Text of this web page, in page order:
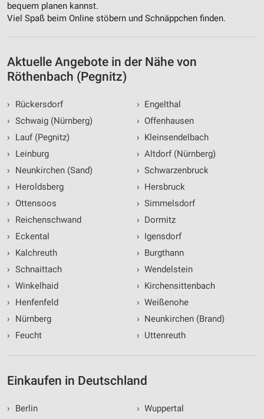
bequem planen kannst.
Viel Spaß beim Online stöbern und Schnäppchen finden.
Aktuelle Angebote in der Nähe von
Röthenbach (Pegnitz)
›
Rückersdorf
› Schwaig (Nürnberg)
›
Lauf (Pegnitz)
›
Leinburg
›
Neunkirchen (Sand)
›
Heroldsberg
›
Ottensoos
›
Reichenschwand
›
Eckental
›
Kalchreuth
› Schnaittach
› Winkelhaid
›
Henfenfeld
›
Nürnberg
›
Feucht
› Engelthal
› Offenhausen
› Kleinsendelbach
› Altdorf (Nürnberg)
› Schwarzenbruck
› Hersbruck
› Simmelsdorf
› Dormitz
› Igensdorf
› Burgthann
› Wendelstein
› Kirchensittenbach
› Weißenohe
› Neunkirchen (Brand)
› Uttenreuth
Einkaufen in Deutschland
›
Berlin
› Wuppertal